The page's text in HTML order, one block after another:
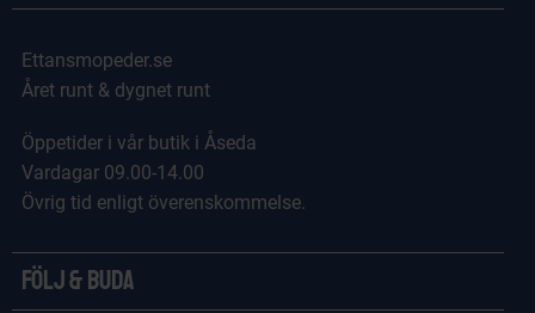
Ettansmopeder.se
Året runt & dygnet runt
Öppetider i vår butik i Åseda
Vardagar 09.00-14.00
Övrig tid enligt överenskommelse.
Följ & Buda